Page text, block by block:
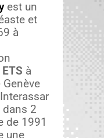
est un
et
à
à
Genève
dans 2
de 1991
une